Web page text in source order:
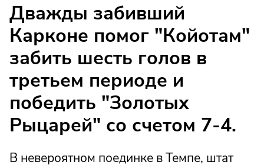
Дважды забивший
Карконе помог "Койотам"
забить шесть голов в
третьем периоде и
победить "Золотых
Рыцарей" со счетом 7-4.
В невероятном поединке в Темпе, штат